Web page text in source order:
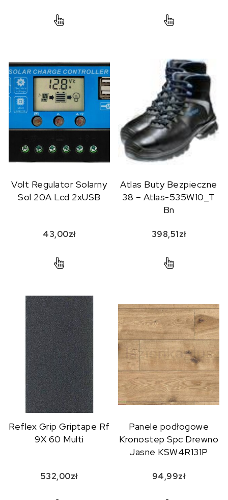
Volt Regulator Solarny
Sol 20A Lcd 2xUSB
43,00zł
Atlas Buty Bezpieczne
38 – Atlas-535W10_T
Bn
398,51zł
Reflex Grip Griptape Rf
9X 60 Multi
532,00zł
Panele podłogowe
Kronostep Spc Drewno
Jasne KSW4R131P
94,99zł